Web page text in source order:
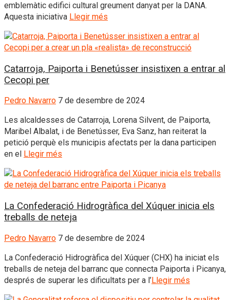
emblemàtic edifici cultural greument danyat per la DANA.
Aquesta iniciativa Llegir més
Catarroja, Paiporta i Benetússer insistixen a entrar al
Cecopi per
Pedro Navarro 7 de desembre de 2024
Les alcaldesses de Catarroja, Lorena Silvent, de Paiporta,
Maribel Albalat, i de Benetússer, Eva Sanz, han reiterat la
petició perquè els municipis afectats per la dana participen
en el
Llegir més
La Confederació Hidrogràfica del Xúquer inicia els
treballs de neteja
Pedro Navarro 7 de desembre de 2024
La Confederació Hidrogràfica del Xúquer (CHX) ha iniciat els
treballs de neteja del barranc que connecta Paiporta i Picanya,
després de superar les dificultats per a l’Llegir més